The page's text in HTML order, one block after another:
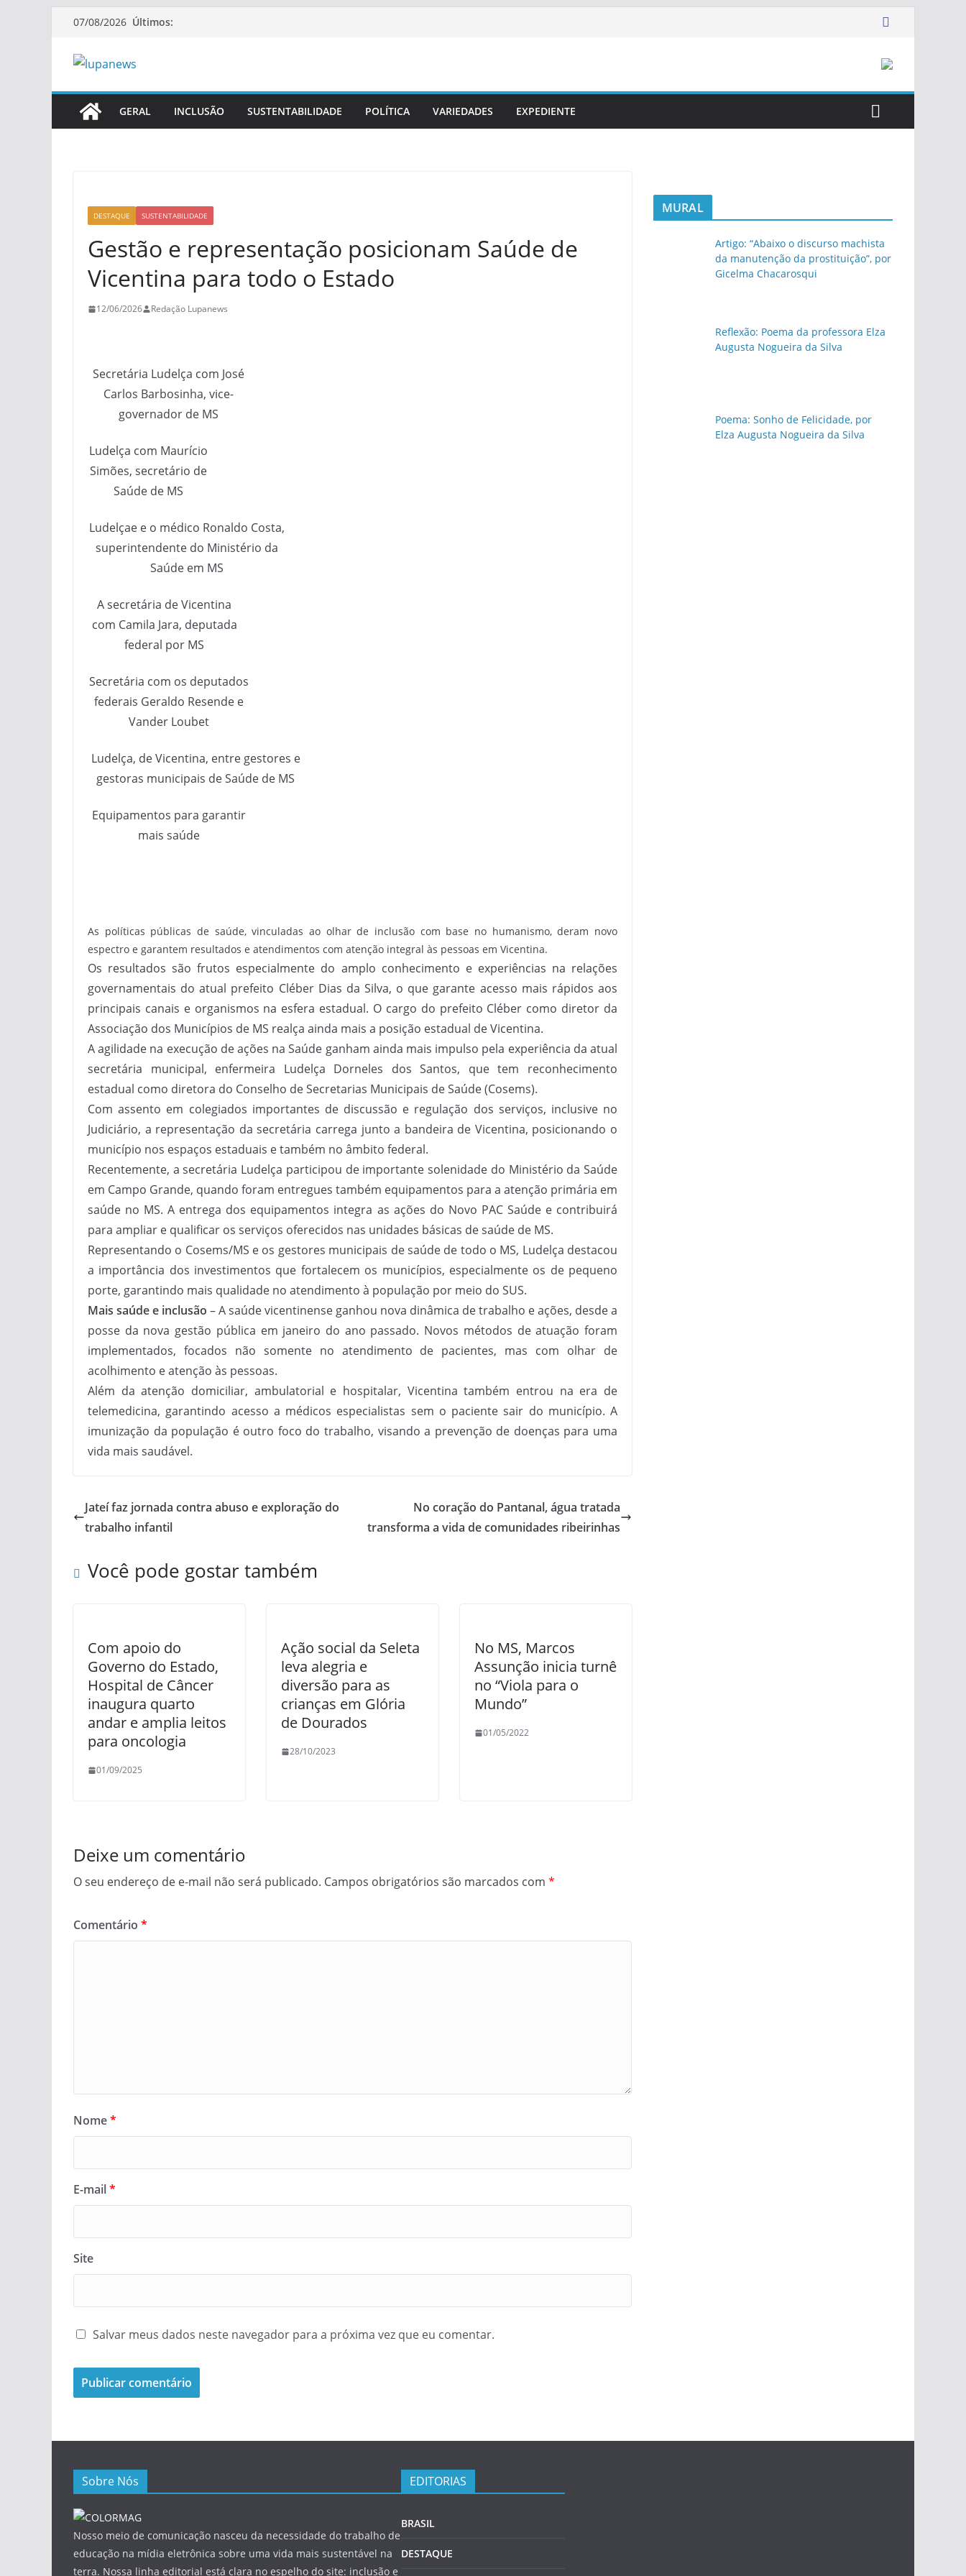
Pular07/08/2026 Últimos:
GERAL INCLUSÃO SUSTENTABILIDADE POLÍTICA VARIEDADES EXPEDIENTE
DESTAQUE SUSTENTABILIDADE
Gestão e representação posicionam Saúde de
Vicentina para todo o Estado
12/06/2026 Redação Lupanews
Secretária Ludelça com José
Carlos Barbosinha, vice-
governador de MS
Ludelça com Maurício
Simões, secretário de
Saúde de MS
Ludelçae e o médico Ronaldo Costa,
superintendente do Ministério da
Saúde em MS
A secretária de Vicentina
com Camila Jara, deputada
federal por MS
Secretária com os deputados
federais Geraldo Resende e
Vander Loubet
Ludelça, de Vicentina, entre gestores e
gestoras municipais de Saúde de MS
Equipamentos para garantir
mais saúde
As políticas públicas de saúde, vinculadas ao olhar de inclusão com base no humanismo, deram novo
espectro e garantem resultados e atendimentos com atenção integral às pessoas em Vicentina.
Os resultados são frutos especialmente do amplo conhecimento e experiências na relações
governamentais do atual prefeito Cléber Dias da Silva, o que garante acesso mais rápidos aos
principais canais e organismos na esfera estadual. O cargo do prefeito Cléber como diretor da
Associação dos Municípios de MS realça ainda mais a posição estadual de Vicentina.
A agilidade na execução de ações na Saúde ganham ainda mais impulso pela experiência da atual
secretária municipal, enfermeira Ludelça Dorneles dos Santos, que tem reconhecimento
estadual como diretora do Conselho de Secretarias Municipais de Saúde (Cosems).
Com assento em colegiados importantes de discussão e regulação dos serviços, inclusive no
Judiciário, a representação da secretária carrega junto a bandeira de Vicentina, posicionando o
município nos espaços estaduais e também no âmbito federal.
Recentemente, a secretária Ludelça participou de importante solenidade do Ministério da Saúde
em Campo Grande, quando foram entregues também equipamentos para a atenção primária em
saúde no MS. A entrega dos equipamentos integra as ações do Novo PAC Saúde e contribuirá
para ampliar e qualificar os serviços oferecidos nas unidades básicas de saúde de MS.
Representando o Cosems/MS e os gestores municipais de saúde de todo o MS, Ludelça destacou
a importância dos investimentos que fortalecem os municípios, especialmente os de pequeno
porte, garantindo mais qualidade no atendimento à população por meio do SUS.
Mais saúde e inclusão – A saúde vicentinense ganhou nova dinâmica de trabalho e ações, desde a
posse da nova gestão pública em janeiro do ano passado. Novos métodos de atuação foram
implementados, focados não somente no atendimento de pacientes, mas com olhar de
acolhimento e atenção às pessoas.
Além da atenção domiciliar, ambulatorial e hospitalar, Vicentina também entrou na era de
telemedicina, garantindo acesso a médicos especialistas sem o paciente sair do município. A
imunização da população é outro foco do trabalho, visando a prevenção de doenças para uma
vida mais saudável.
Jateí faz jornada contra abuso e exploração do
trabalho infantil
No coração do Pantanal, água tratada
transforma a vida de comunidades ribeirinhas
Você pode gostar também
Com apoio do
Governo do Estado,
Hospital de Câncer
inaugura quarto
andar e amplia leitos
para oncologia
01/09/2025
Ação social da Seleta
leva alegria e
diversão para as
crianças em Glória
de Dourados
28/10/2023
No MS, Marcos
Assunção inicia turnê
no “Viola para o
Mundo”
01/05/2022
Deixe um comentário
O seu endereço de e-mail não será publicado. Campos obrigatórios são marcados com *
Comentário *
Nome*
E-mail*
Site
Salvar meus dados neste navegador para a próxima vez que eu comentar.
MURAL
Artigo: “Abaixo o discurso machista
da manutenção da prostituição”, por
Gicelma Chacarosqui
Reflexão: Poema da professora Elza
Augusta Nogueira da Silva
Poema: Sonho de Felicidade, por
Elza Augusta Nogueira da Silva
Sobre Nós
Nosso meio de comunicação nasceu da necessidade do trabalho de
educação na mídia eletrônica sobre uma vida mais sustentável na
terra. Nossa linha editorial está clara no espelho do site: inclusão e
EDITORIAS
BRASIL
DESTAQUE